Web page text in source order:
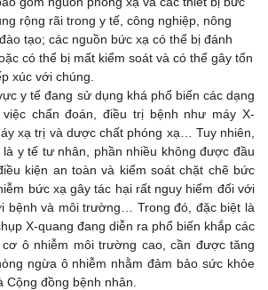
rộng rãi trong y tế, công nghiệp, nông
tạo; các nguồn bức xạ có thể bị đánh
có thể bị mất kiểm soát và có thể gây tổn
xúc với chúng.
y tế đang sử dụng khá phổ biến các dạng
chẩn đoán, điều trị bệnh như máy X-
xạ trị và dược chất phóng xạ… Tuy nhiên,
y tế tư nhân, phần nhiều không được đầu
kiện an toàn và kiểm soát chặt chẽ bức
bức xạ gây tác hại rất nguy hiểm đối với
bệnh và môi trường… Trong đó, đặc biệt là
X-quang đang diễn ra phổ biến khắp các
ô nhiễm môi trường cao, cần được tăng
ngừa ô nhiễm nhằm đảm bảo sức khỏe
Cộng đồng bệnh nhân.